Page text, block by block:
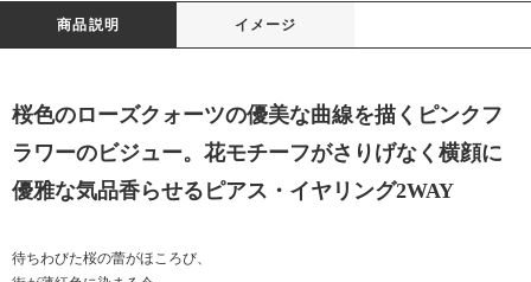
商品説明 イメージ
桜色のローズクォーツの優美な曲線を描くピンクフ
ラワーのビジュー。花モチーフがさりげなく横顔に
優雅な気品香らせるピアス・イヤリング2WAY
待ちわびた桜の蕾がほころび、